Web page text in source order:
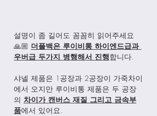
설명이 좀 길어도 꼼꼼히 읽어주세요
🙏🏼 더플백은 루이비통 하이엔드급과
우버급 두가지 병행해서 진행합니다.
샤넬 제품은 1공장과 2공장이 가죽차이
에서 오지만 루이비통 제품은 두 공장
의 차이가 캔버스 재질 그리고 금속부
품에서 있어요.